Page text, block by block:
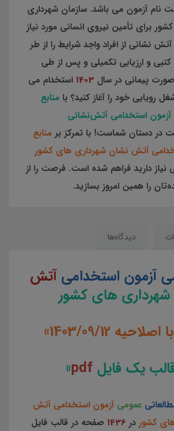
نام آزمون می باشد. سازمان شهرداری
برای تأمین نیروی انسانی مورد نیاز
نشانی از افراد واجد شرایط را از طر
کتبی و ارزیابی تکمیلی و پس از طی
پیمانی در سال 1403 استخدام می
رویایی خود را آغاز کنید؟ با منابع
آزمون استخدامی آتش‌نشانی
در دستان شماست! با تمرکز بر منابع
آتش نشان شهرداری های کشور
نیاز دارید فراهم شده است. فرصت را از
را همین امروز بسازید.
دیدگاه‌ها
آزمون استخدامی آتش
شهرداری های کشور
1403/09/12»
یک فایل pdf
»
عمومیآزمون استخدامی آتش
کشور در 1436 صفحه در قالب فایل